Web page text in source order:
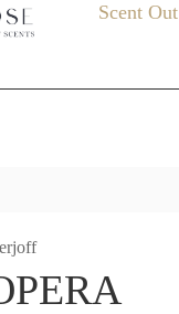
Scent Out